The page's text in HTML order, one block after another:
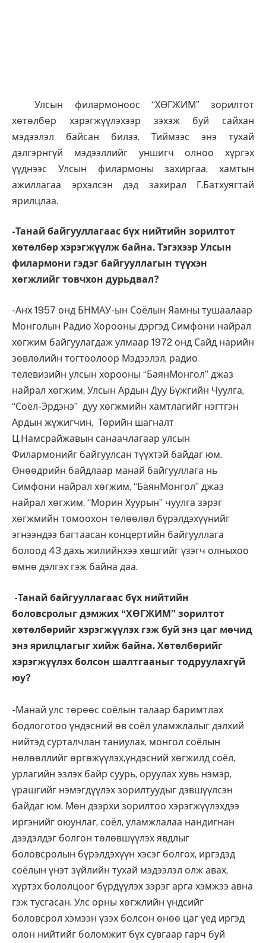
Улсын филармоноос “ХӨГЖИМ” зорилтот
хөтөлбөр хэрэгжүүлэхээр зэхэж буй сайхан
мэдээлэл байсан билээ. Тиймээс энэ тухай
дэлгэрнгүй мэдээллийг уншигч олноо хүргэх
үүднээс Улсын филармоны захиргаа, хамтын
ажиллагаа эрхэлсэн дэд захирал Г.Батхуягтай
ярилцлаа.
-Танай байгууллагаас бүх нийтийн зорилтот
хөтөлбөр хэрэгжүүлж байна. Тэгэхээр Улсын
филармони гэдэг байгууллагын түүхэн
хөгжлийг товчхон дурьдвал?
-Анх 1957 онд БНМАУ-ын Соёлын Яамны тушаалаар
Монголын Радио Хорооны дэргэд Симфони найрал
хөгжим байгуулагдаж улмаар 1972 онд Сайд нарийн
зөвлөлийн тогтоолоор Мэдээлэл, радио
телевизийн улсын хорооны “БаянМонгол” джаз
найрал хөгжим, Улсын Ардын Дуу Бүжгийн Чуулга,
“Соёл-Эрдэнэ” дуу хөгжмийн хамтлагийг нэгтгэн
Ардын жүжигчин, Төрийн шагналт
Ц.Намсрайжавын санаачлагаар улсын
Филармонийг байгуулсан түүхтэй байдаг юм.
Өнөөдрийн байдлаар манай байгууллага нь
Симфони найрал хөгжим, “БаянМонгол” джаз
найрал хөгжим, “Морин Хуурын” чуулга зэрэг
хөгжмийн томоохон төлөөлөл бүрэлдэхүүнийг
эгнээндээ багтаасан концертийн байгууллага
болоод 43 дахь жилийнхээ хөшгийг үзэгч олныхоо
өмнө дэлгэх гэж байна даа.
-Танай байгууллагаас бүх нийтийн
боловсролыг дэмжих “ХӨГЖИМ” зорилтот
хөтөлбөрийг хэрэгжүүлэх гэж буй энэ цаг мөчид
энэ ярилцлагыг хийж байна. Хөтөлбөрийг
хэрэгжүүлэх болсон шалтгааныг тодруулахгүй
юу?
-Манай улс төрөөс соёлын талаар баримтлах
бодлоготоо үндэсний өв соёл уламжлалыг дэлхий
нийтэд сурталчлан таниулах, монгол соёлын
нөлөөллийг өргөжүүлэх,үндэсний хөгжилд соёл,
урлагийн эзлэх байр суурь, оруулах хувь нэмэр,
үрашгийг нэмэгдүүлэх зорилтуудыг дэвшүүлсэн
байдаг юм. Мөн дээрхи зорилтоо хэрэгжүүлэхдээ
иргэнийг оюунлаг, соёл, уламжлалаа нандигнан
дээдэлдэг болгон төлөвшүүлэх явдлыг
боловсролын бүрэлдэхүүн хэсэг болгох, иргэдэд
соёлын үнэт зүйлийн тухай мэдээлэл олж авах,
хүртэх бололцоог бүрдүүлэх зэрэг арга хэмжээ авна
гэж тусгасан. Улс орны хөгжлийн үндсийг
боловсрол хэмээн үзэх болсон өнөө цаг үед иргэд
олон нийтийг боломжит бүх сувгаар гарч буй